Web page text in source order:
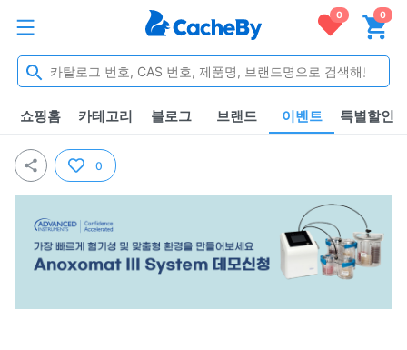
0 0
쇼핑홈 카테고리 블로그 브랜드 이벤트 특별할인
0